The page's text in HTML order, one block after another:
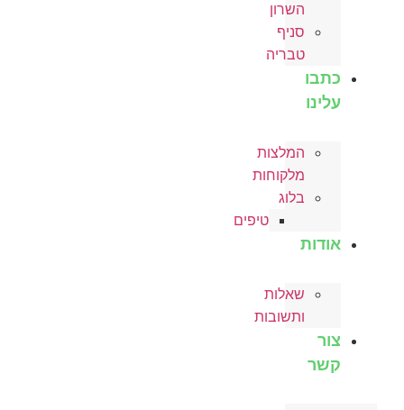
השרון
סניף
טבריה
כתבו
עלינו
המלצות
מלקוחות
בלוג
טיפים
אודות
שאלות
ותשובות
צור
קשר